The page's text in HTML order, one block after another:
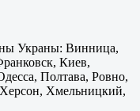
Украны: Винница,
Киев,
Полтава, Ровно,
Хмельницкий,